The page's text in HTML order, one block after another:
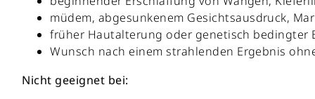
müdem, abgesunkenem Gesichtsausdruck,
früher Hautalterung oder genetisch bedingter
Wunsch nach einem strahlenden Ergebnis
Nicht geeignet bei: